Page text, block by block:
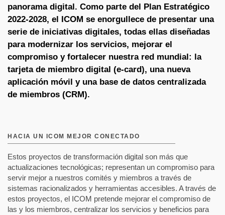
panorama digital. Como parte del Plan Estratégico
2022-2028, el ICOM se enorgullece de presentar una
serie de iniciativas digitales, todas ellas diseñadas
para modernizar los servicios, mejorar el
compromiso y fortalecer nuestra red mundial: la
tarjeta de miembro digital (e-card), una nueva
aplicación móvil y una base de datos centralizada
de miembros (CRM).
HACIA UN ICOM MEJOR CONECTADO
Estos proyectos de transformación digital son más que
actualizaciones tecnológicas; representan un compromiso para
servir mejor a nuestros comités y miembros a través de
sistemas racionalizados y herramientas accesibles. Através de
estos proyectos, el ICOM pretende mejorar el compromiso de
las y los miembros, centralizar los servicios y beneficios para